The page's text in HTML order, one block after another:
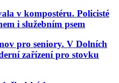
v kompostéru. Policisté
i služebním psem
pro seniory. V Dolních
zařízení pro stovku